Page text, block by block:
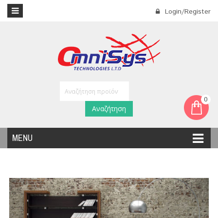
Login/Register
0
MENU
Αναζήτηση